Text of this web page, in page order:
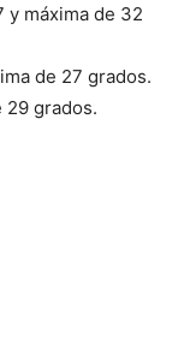
y máxima de 32
de 27 grados.
29 grados.